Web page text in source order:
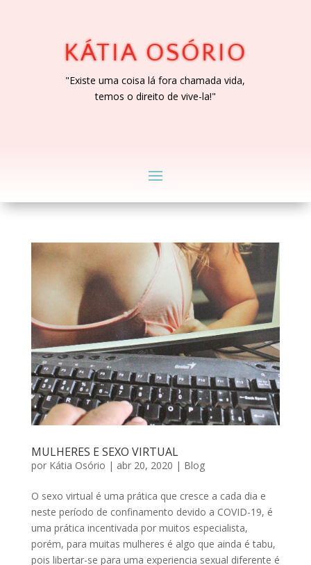
KÁTIA OSÓRIO
"Existe uma coisa lá fora chamada vida,
temos o direito de vive-la!"
MULHERES E SEXO VIRTUAL
por Kátia Osório | abr 20, 2020 | Blog
O sexo virtual é uma prática que cresce a cada dia e
neste período de confinamento devido a COVID-19, é
uma prática incentivada por muitos especialista,
porém, para muitas mulheres é algo que ainda é tabu,
pois libertar-se para uma experiencia sexual diferente é